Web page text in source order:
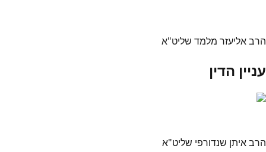
הרב אליעזר מלמד שליט"א
עניין הדין
הרב איתן שנדורפי שליט"א